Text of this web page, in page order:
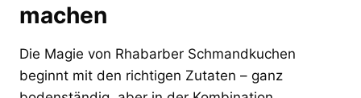
machen
Die Magie von Rhabarber Schmandkuchen
beginnt mit den richtigen Zutaten – ganz